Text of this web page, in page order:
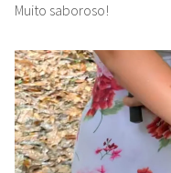
Muito saboroso!